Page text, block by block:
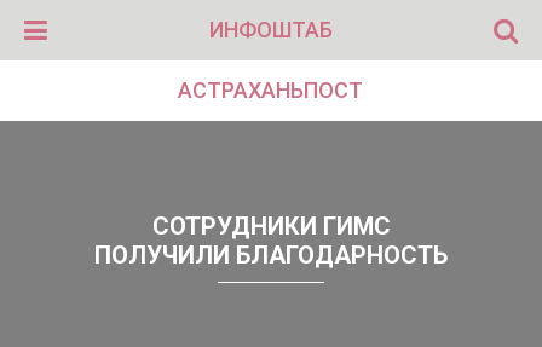
ИНФОШТАБ
АСТРАХАНЬПОСТ
СОТРУДНИКИ ГИМС
ПОЛУЧИЛИ БЛАГОДАРНОСТЬ